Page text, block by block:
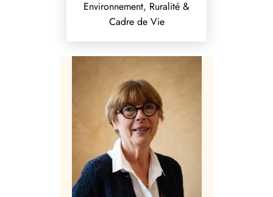
Environnement, Ruralité &
Cadre de Vie